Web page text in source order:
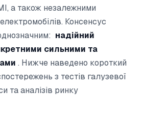
а також незалежними
Консенсус
надійний
сильними та
. Нижче наведено короткий
з тестів галузевої
та аналізів ринку